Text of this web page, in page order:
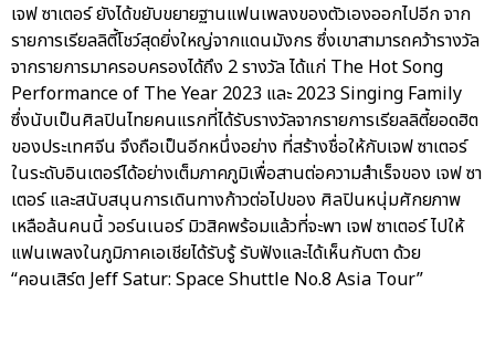
เจฟ ซาเตอร์ ยังได้ขยับขยายฐานแฟนเพลงของตัวเองออกไปอีก จาก
รายการเรียลลิตี้โชว์สุดยิ่งใหญ่จากแดนมังกร ซึ่งเขาสามารถคว้ารางวัล
จากรายการมาครอบครองได้ถึง 2 รางวัล ได้แก่ The Hot Song
Performance of The Year 2023 และ 2023 Singing Family
ซึ่งนับเป็นศิลปินไทยคนแรกที่ได้รับรางวัลจากรายการเรียลลิตี้ยอดฮิต
ของประเทศจีน จึงถือเป็นอีกหนึ่งอย่าง ที่สร้างชื่อให้กับเจฟ ซาเตอร์
ในระดับอินเตอร์ได้อย่างเต็มภาคภูมิเพื่อสานต่อความสำเร็จของ เจฟ ซา
เตอร์ และสนับสนุนการเดินทางก้าวต่อไปของ ศิลปินหนุ่มศักยภาพ
เหลือล้นคนนี้ วอร์นเนอร์ มิวสิคพร้อมแล้วที่จะพา เจฟ ซาเตอร์ ไปให้
แฟนเพลงในภูมิภาคเอเชียได้รับรู้ รับฟังและได้เห็นกับตา ด้วย
“คอนเสิร์ต Jeff Satur: Space Shuttle No.8 Asia Tour”